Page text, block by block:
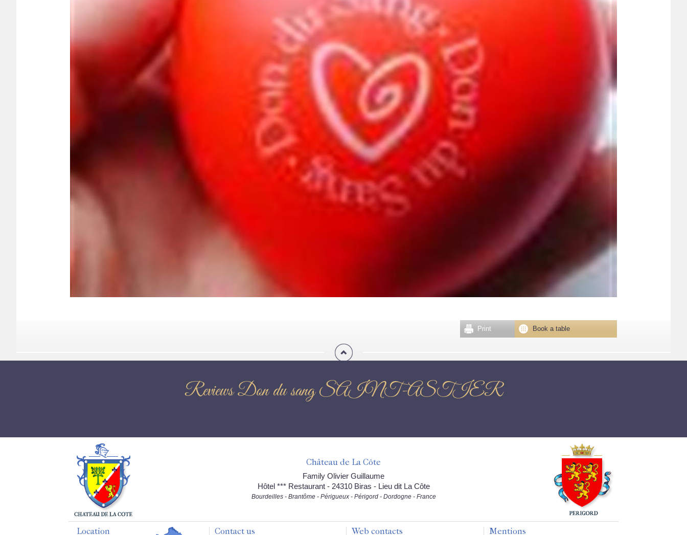
Book a table
Print
Reviews Don du sang SAINT-ASTIER
Château de La Côte
Family Olivier Guillaume
Hôtel *** Restaurant - 24310 Biras - Lieu dit La Côte
Bourdeilles - Brantôme - Périgueux - Périgord - Dordogne - France
Location Contact us Web contacts Mentions